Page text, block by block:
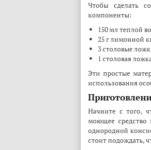
Чтобы сделать
компоненты:
150 мл теплой
25 г лимонной
3 столовые
1 столовая
Эти простые
использования
Начните с того,
моющее средство
однородной
стоит подождать,